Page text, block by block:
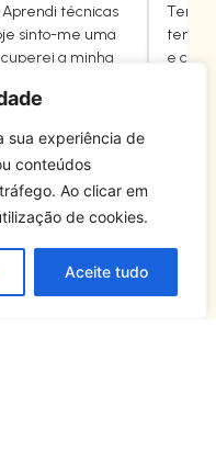
sua experiência de
conteúdos
Ao clicar em
de cookies.
Aceite tudo
técnicas
sinto-me uma
a minha
e